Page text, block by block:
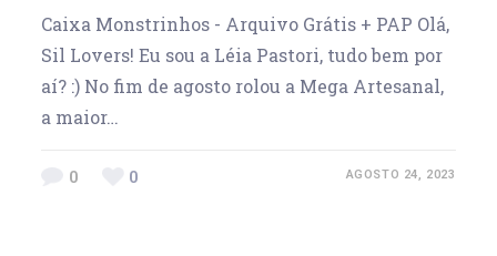
Caixa Monstrinhos - Arquivo Grátis + PAP Olá,
Sil Lovers! Eu sou a Léia Pastori, tudo bem por
aí? :) No fim de agosto rolou a Mega Artesanal,
a maior…
0 0 AGOSTO 24, 2023